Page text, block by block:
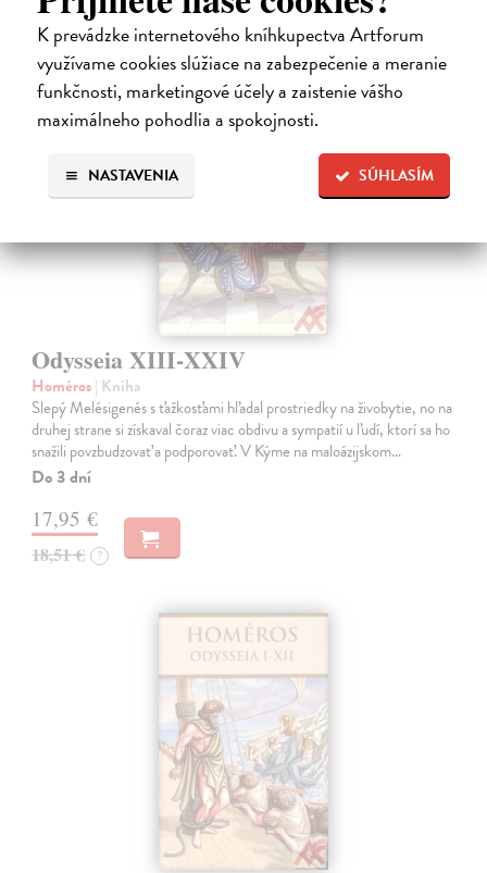
K prevádzke internetového kníhkupectva Artforum
využívame cookies slúžiace na zabezpečenie a meranie
funkčnosti, marketingové účely a zaistenie vášho
maximálneho pohodlia a spokojnosti.
SÚHLASÍM
NASTAVENIA
24,90 € ?
Odysseia XIII-XXIV
Homéros| Kniha
Slepý Melésigenés s ťažkosťami hľadal prostriedky na živobytie, no na
druhej strane si získaval čoraz viac obdivu a sympatií u ľudí, ktorí sa ho
snažili povzbudzovať a podporovať. V Kýme na maloázijskom…
Do 3 dní
17,95 €
18,51 € ?